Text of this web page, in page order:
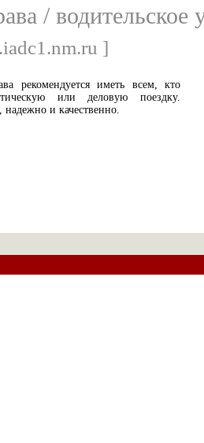
/ водительское
]
рекомендуется иметь всем, кто
или деловую поездку.
и качественно.